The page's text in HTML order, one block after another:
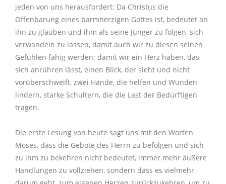
jeden von uns herausfordert: Da Christus die
Offenbarung eines barmherzigen Gottes ist, bedeutet an
ihn zu glauben und ihm als seine Jünger zu folgen, sich
verwandeln zu lassen, damit auch wir zu diesen seinen
Gefühlen fähig werden: damit wir ein Herz haben, das
sich anrühren lässt, einen Blick, der sieht und nicht
vorüberschweift, zwei Hände, die helfen und Wunden
lindern, starke Schultern, die die Last der Bedürftigen
tragen.
Die erste Lesung von heute sagt uns mit den Worten
Moses, dass die Gebote des Herrn zu befolgen und sich
zu ihm zu bekehren nicht bedeutet, immer mehr äußere
Handlungen zu vollziehen, sondern dass es vielmehr